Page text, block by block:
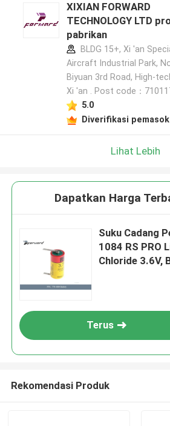
XIXIAN FORWARD
TECHNOLOGY LTD
pabrikan
BLDG 15+, Xi 'an
Aircraft Industrial Park,
Biyuan 3rd Road, High-
Xi 'an . Post code：
5.0
Diverifikasi pemasok
Lihat Lebih
Dapatkan Harga
Suku Cadang
1084 RS PRO
Chloride 3.6V,
Terus
Rekomendasi Produk